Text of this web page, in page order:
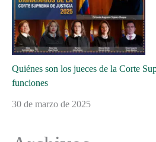
Quiénes son los jueces de la Corte
funciones
30 de marzo de 2025